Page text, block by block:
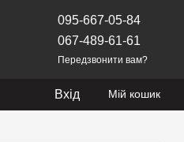
095-667-05-84
067-489-61-61
Передзвонити вам?
Вхід Мій кошик